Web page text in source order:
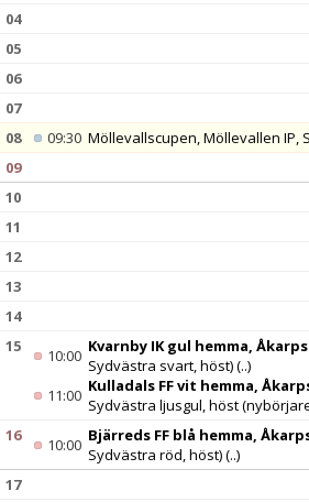
04
05
06
07
08
09:30 Möllevallscupen, Möllevallen IP,
09
10
11
12
13
14
15
10:00 Kvarnby IK gul hemma,
Sydvästra svart, höst)(..)
11:00 Kulladals FF vit hemma,
Sydvästra ljusgul, höst
16
10:00 Bjärreds FF blå hemma,
Sydvästra röd, höst)(..)
17